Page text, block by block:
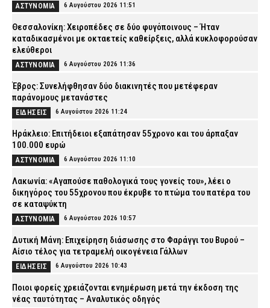
ΑΣΤΥΝΟΜΙΑ 6 Αυγούστου 2026 11:51
Θεσσαλονίκη: Χειροπέδες σε δύο φυγόποινους – Ήταν
καταδικασμένοι με οκταετείς καθείρξεις, αλλά κυκλοφορούσαν
ελεύθεροι
ΑΣΤΥΝΟΜΙΑ 6 Αυγούστου 2026 11:36
Έβρος: Συνελήφθησαν δύο διακινητές που μετέφεραν
παράνομους μετανάστες
ΕΙΔΗΣΕΙΣ 6 Αυγούστου 2026 11:24
Ηράκλειο: Επιτήδειοι εξαπάτησαν 55χρονο και του άρπαξαν
100.000 ευρώ
ΑΣΤΥΝΟΜΙΑ 6 Αυγούστου 2026 11:10
Λακωνία: «Αγαπούσε παθολογικά τους γονείς του», λέει ο
δικηγόρος του 55χρονου που έκρυβε το πτώμα του πατέρα του
σε καταψύκτη
ΑΣΤΥΝΟΜΙΑ 6 Αυγούστου 2026 10:57
Δυτική Μάνη: Επιχείρηση διάσωσης στο Φαράγγι του Βυρού –
Αίσιο τέλος για τετραμελή οικογένεια Γάλλων
ΕΙΔΗΣΕΙΣ 6 Αυγούστου 2026 10:43
Ποιοι φορείς χρειάζονται ενημέρωση μετά την έκδοση της
νέας ταυτότητας – Αναλυτικός οδηγός